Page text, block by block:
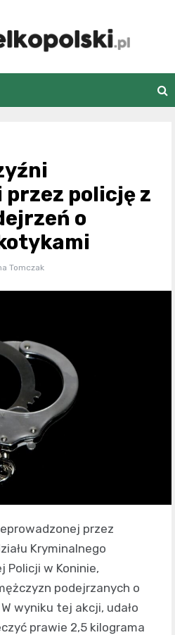
policję z
o
Tomczak
przez
Kryminalnego
Policji w Koninie,
podejrzanych o
wyniku tej akcji, udało
prawie 2,5 kilograma